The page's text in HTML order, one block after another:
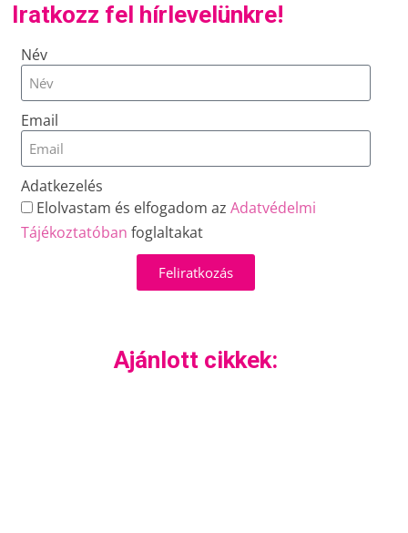
Iratkozz fel hírlevelünkre!
Név
Email
Adatkezelés
Elolvastam és elfogadom azAdatvédelmi
Tájékoztatóban foglaltakat
Feliratkozás
Ajánlott cikkek: